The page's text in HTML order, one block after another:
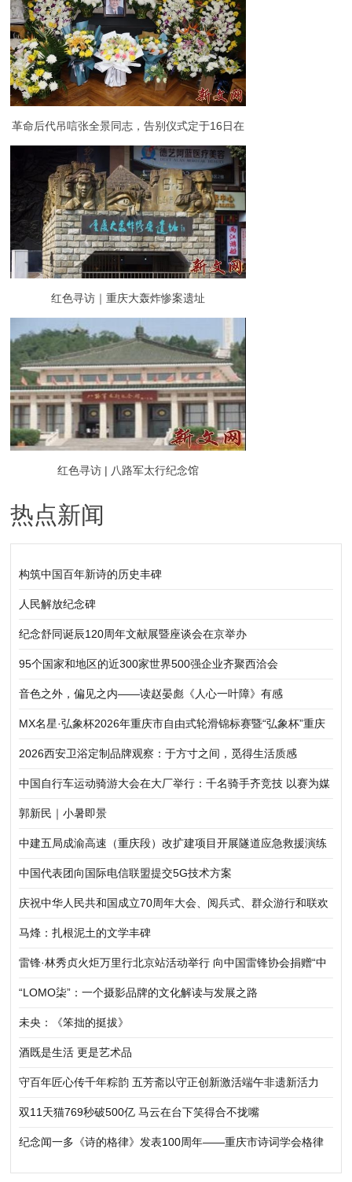
革命后代吊唁张全景同志，告别仪式定于16日在
八宝山革命公墓举行
红色寻访｜重庆大轰炸惨案遗址
红色寻访 | 八路军太行纪念馆
热点新闻
构筑中国百年新诗的历史丰碑
人民解放纪念碑
纪念舒同诞辰120周年文献展暨座谈会在京举办
95个国家和地区的近300家世界500强企业齐聚西洽会
音色之外，偏见之内——读赵晏彪《人心一叶障》有感
MX名星·弘象杯2026年重庆市自由式轮滑锦标赛暨“弘象杯”重庆
市轮滑公开赛（铜梁站）圆满落幕
2026西安卫浴定制品牌观察：于方寸之间，觅得生活质感
中国自行车运动骑游大会在大厂举行：千名骑手齐竞技 以赛为媒
促协同
郭新民｜小暑即景
中建五局成渝高速（重庆段）改扩建项目开展隧道应急救援演练
中国代表团向国际电信联盟提交5G技术方案
庆祝中华人民共和国成立70周年大会、阅兵式、群众游行和联欢
活动将隆重举行
马烽：扎根泥土的文学丰碑
雷锋·林秀贞火炬万里行北京站活动举行 向中国雷锋协会捐赠“中
华五福吉神”作品
“LOMO柒”：一个摄影品牌的文化解读与发展之路
未央：《笨拙的挺拔》
酒既是生活 更是艺术品
守百年匠心传千年粽韵 五芳斋以守正创新激活端午非遗新活力
双11天猫769秒破500亿 马云在台下笑得合不拢嘴
纪念闻一多《诗的格律》发表100周年——重庆市诗词学会格律
体新诗研究所举行新诗格律建设践行研讨会